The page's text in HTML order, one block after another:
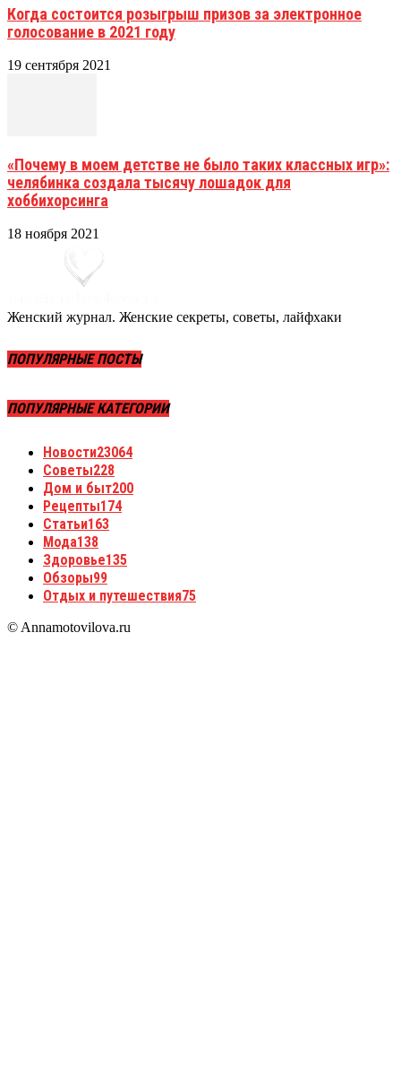
Когда состоится розыгрыш призов за электронное
голосование в 2021 году
19 сентября 2021
«Почему в моем детстве не было таких классных игр»:
челябинка создала тысячу лошадок для
хоббихорсинга
18 ноября 2021
Женский журнал. Женские секреты, советы, лайфхаки
ПОПУЛЯРНЫЕ ПОСТЫ
ПОПУЛЯРНЫЕ КАТЕГОРИИ
Новости23064
Советы228
Дом и быт200
Рецепты174
Статьи163
Мода138
Здоровье135
Обзоры99
Отдых и путешествия75
© Annamotovilova.ru